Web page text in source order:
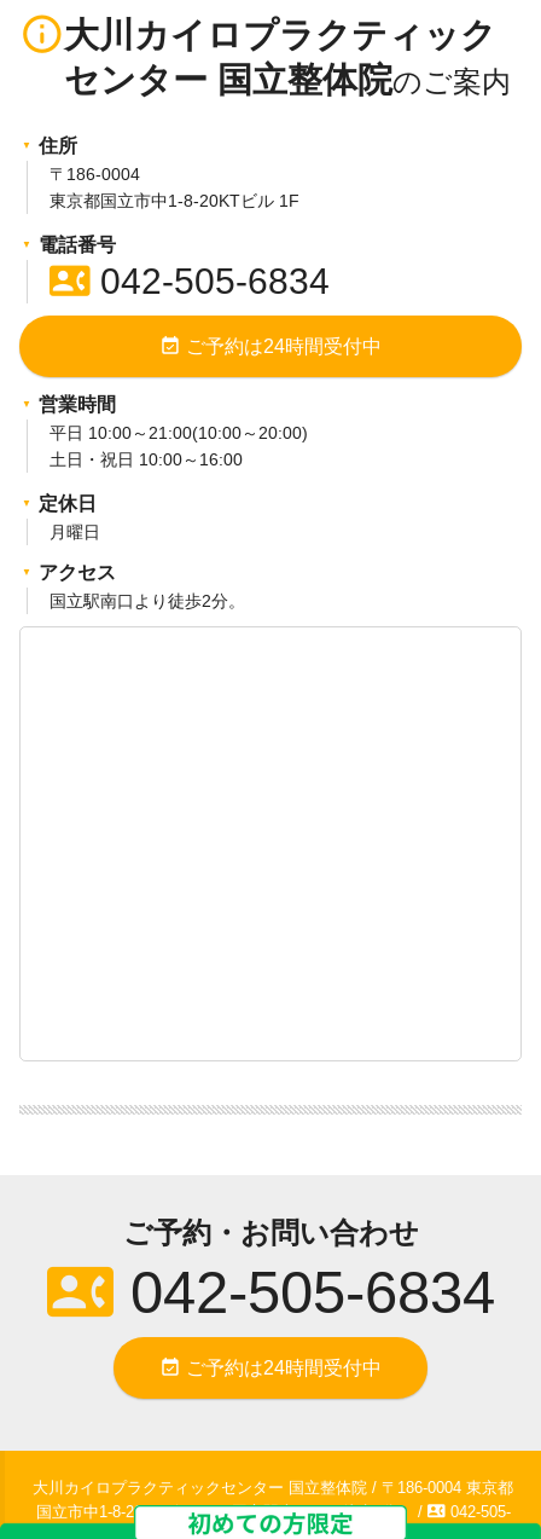
info_outline大川カイロプラクティック
センター 国立整体院
住所
〒186-0004
東京都国立市中1-8-20KTビル 1F
電話番号
contact_phone042-505-6834
event_available ご予約は24時間受付中
営業時間
平日 10:00～21:00(10:00～20:00)
土日・祝日 10:00～16:00
定休日
月曜日
アクセス
国立駅南口より徒歩2分。
ご予約・お問い合わせ
contact_phone042-505-6834
event_available ご予約は24時間受付中
大川カイロプラクティックセンター 国立整体院 / 〒186-0004 東京都
国立市中1-8-20KTビル 1F / 国立駅南口より徒歩2分。 / contact_phone042-505-